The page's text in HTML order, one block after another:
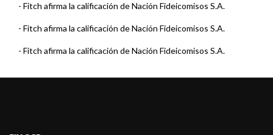
- Fitch afirma la calificación de Nación Fideicomisos S.A.
- Fitch afirma la calificación de Nación Fideicomisos S.A.
- Fitch afirma la calificación de Nación Fideicomisos S.A.